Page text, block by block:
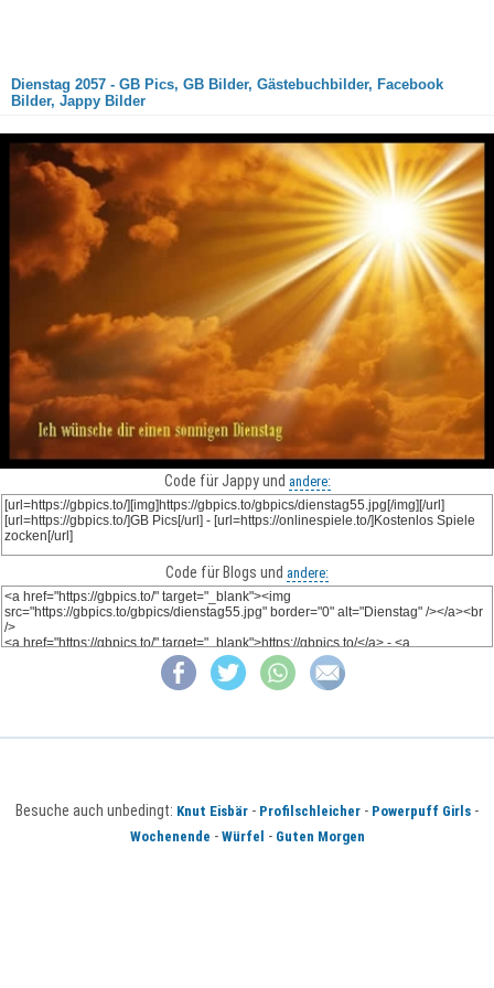
Dienstag 2057 - GB Pics, GB Bilder, Gästebuchbilder, Facebook
Bilder, Jappy Bilder
Code für Jappy und andere:
Code für Blogs und andere:
Besuche auch unbedingt: Knut Eisbär - Profilschleicher - Powerpuff Girls -
Wochenende - Würfel - Guten Morgen